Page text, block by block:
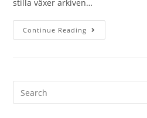
stilla växer arkiven…
Continue Reading